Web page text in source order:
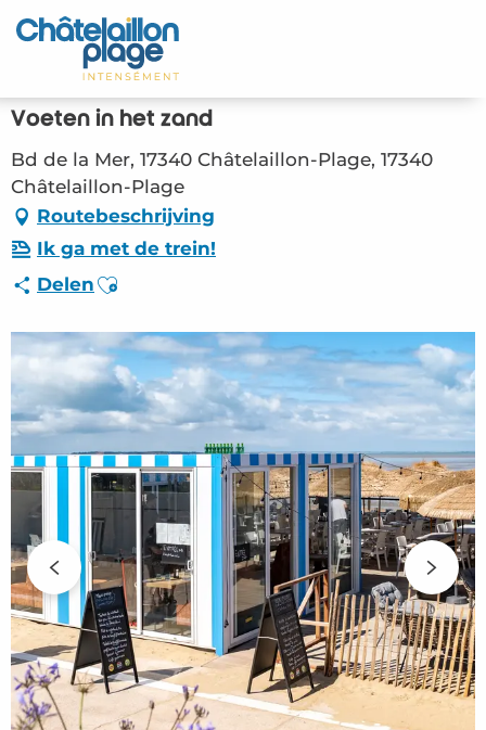
Aller
au
principal
Home – NL
Ontdek
Activiteiten
Leven
Afspraken
RES – Voeten in het zand (Châtelaillon-Plage)
#3791252
Voeten in het zand
Bd de la Mer, 17340 Châtelaillon-Plage, 17340
Châtelaillon-Plage
Routebeschrijving
Ik ga met de trein!
Delen Ajouter aux favoris